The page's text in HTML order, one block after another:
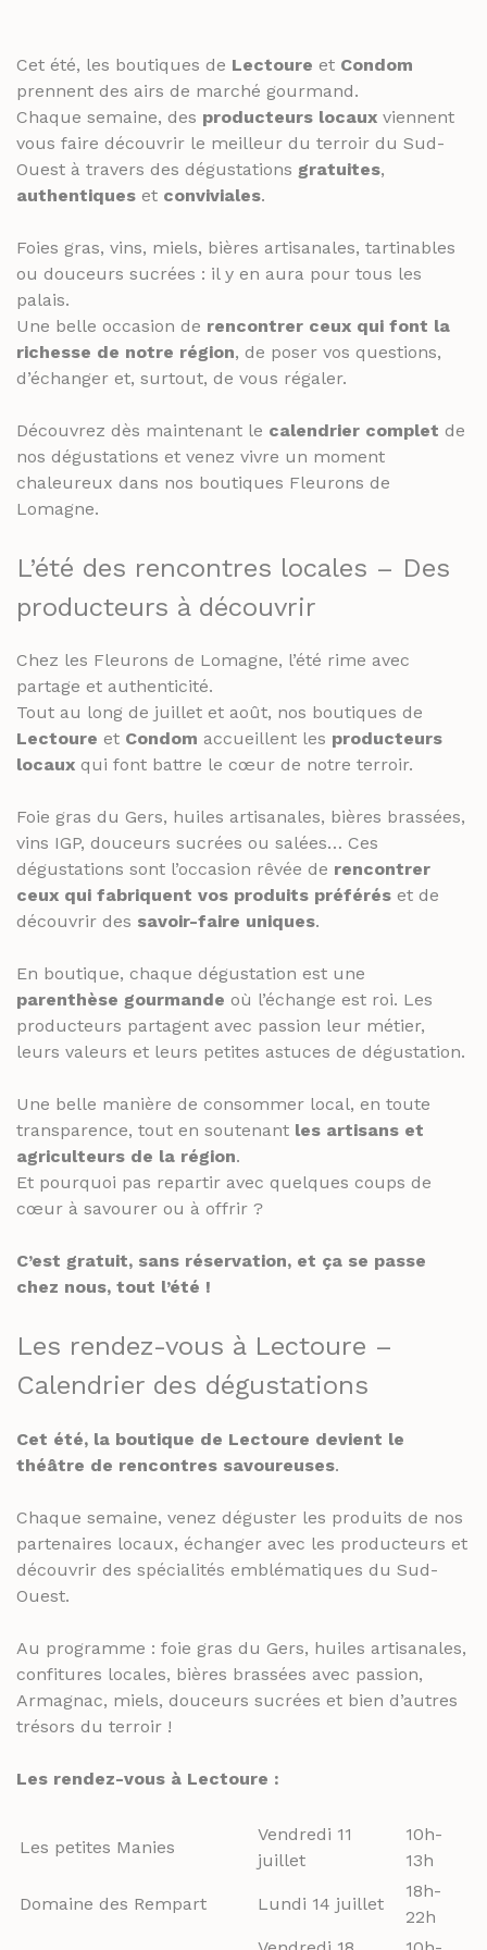
PRUNEAUX
THÉS ET INFUSIONS
PANIERS GOURMANDS
ENTRE 20€ ET 50€
FROMAGERIE
À commander et retirer en boutique
LA CAVE
ARMAGNACS
CHAMPAGNES
WHISKY
VINS BLANCS MOELLEUX
VINS ROSÉS
VINS ROUGES
LES BIÈRES ET CIDRES
PANIERS GOURMANDS
MOINS DE 20€
ENTRE 20€ ET 50€
PLUS DE 50€
À commander et retirer en boutique
LA CAVE
APÉRITIFS
ARMAGNACS
CHAMPAGNES
RHUMS ET GINS
LES VINS
VINS ROSÉS
VINS ROUGES
Cet été, les boutiques de Lectoure et Condom
prennent des airs de marché gourmand.
Chaque semaine, des producteurs locaux viennent
vous faire découvrir le meilleur du terroir du Sud-
Ouest à travers des dégustations gratuites,
authentiques et conviviales.
Foies gras, vins, miels, bières artisanales, tartinables
ou douceurs sucrées : il y en aura pour tous les
palais.
Une belle occasion de rencontrer ceux qui font la
richesse de notre région, de poser vos questions,
d’échanger et, surtout, de vous régaler.
Découvrez dès maintenant le calendrier complet de
nos dégustations et venez vivre un moment
chaleureux dans nos boutiques Fleurons de
Lomagne.
L’été des rencontres locales – Des
producteurs à découvrir
Chez les Fleurons de Lomagne, l’été rime avec
partage et authenticité.
Tout au long de juillet et août, nos boutiques de
Lectoure et Condom accueillent les producteurs
locaux qui font battre le cœur de notre terroir.
Foie gras du Gers, huiles artisanales, bières brassées,
vins IGP, douceurs sucrées ou salées… Ces
dégustations sont l’occasion rêvée de rencontrer
ceux qui fabriquent vos produits préférés et de
découvrir des savoir-faire uniques.
En boutique, chaque dégustation est une
parenthèse gourmande où l’échange est roi. Les
producteurs partagent avec passion leur métier,
leurs valeurs et leurs petites astuces de dégustation.
Une belle manière de consommer local, en toute
transparence, tout en soutenant les artisans et
agriculteurs de la région.
Et pourquoi pas repartir avec quelques coups de
cœur à savourer ou à offrir ?
C’est gratuit, sans réservation, et ça se passe
chez nous, tout l’été !
Les rendez-vous à Lectoure –
Calendrier des dégustations
Cet été, la boutique de Lectoure devient le
théâtre de rencontres savoureuses.
Chaque semaine, venez déguster les produits de nos
partenaires locaux, échanger avec les producteurs et
découvrir des spécialités emblématiques du Sud-
Ouest.
Au programme : foie gras du Gers, huiles artisanales,
confitures locales, bières brassées avec passion,
Armagnac, miels, douceurs sucrées et bien d’autres
trésors du terroir !
Les rendez-vous à Lectoure :
Les petites Manies
Vendredi 11
juillet
10h-
13h
Domaine des Rempart Lundi 14 juillet
18h-
22h